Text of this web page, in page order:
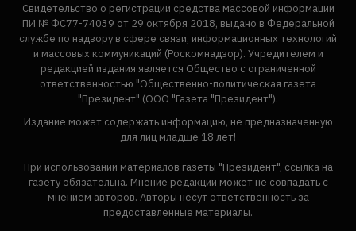
Свидетельство о регистрации средства массовой информации
ПИ № ФС77-74039 от 29 октября 2018, выдано в Федеральной
службе по надзору в сфере связи, информационных технологий
и массовых коммуникаций (Роскомнадзор). Учредителем и
редакцией издания является Общество с ограниченной
ответственностью "Общественно-политическая газета
"Президент" (ООО "Газета "Президент").
Издание может содержать информацию, не предназначенную
для лиц младше 18 лет!
При использовании материалов газеты "Президент", ссылка на
газету обязательна. Мнение редакции может не совпадать с
мнением авторов. Авторы несут ответственность за
предоставленные материалы.